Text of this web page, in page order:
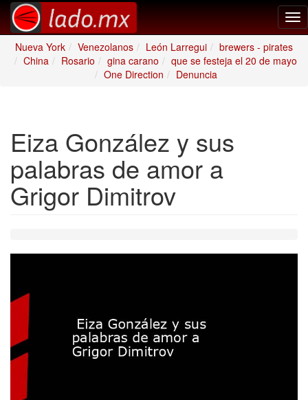
Nueva York
Venezolanos León Larregui
brewers - pirates
China
Rosario gina carano
que se festeja el 20 de mayo
One Direction
Denuncia
Eiza González y sus
palabras de amor a
Grigor Dimitrov